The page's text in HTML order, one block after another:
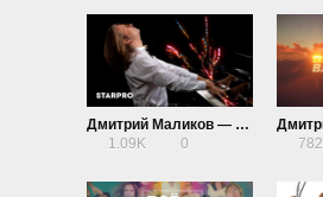
Дмитрий Маликов — Танцуй моя любовь
1.09K
0
782